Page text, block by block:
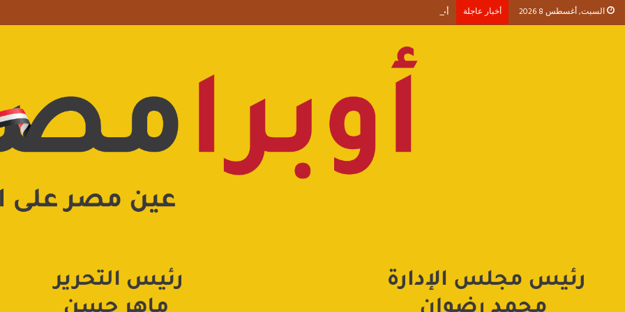
السبت, أغسطس 8 2026 أخبار عاجلة أحمد طنطاوي يكتب حين يصبح الوجود علامة استفهام